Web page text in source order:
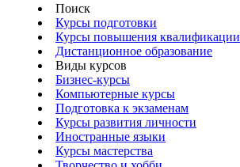
Поиск
Курсы подготовки
Курсы повышения квалификации
Дистанционное образование
Виды курсов
Бизнес-курсы
Компьютерные курсы
Подготовка к экзаменам
Курсы развития личности
Иностранные языки
Курсы мастерства